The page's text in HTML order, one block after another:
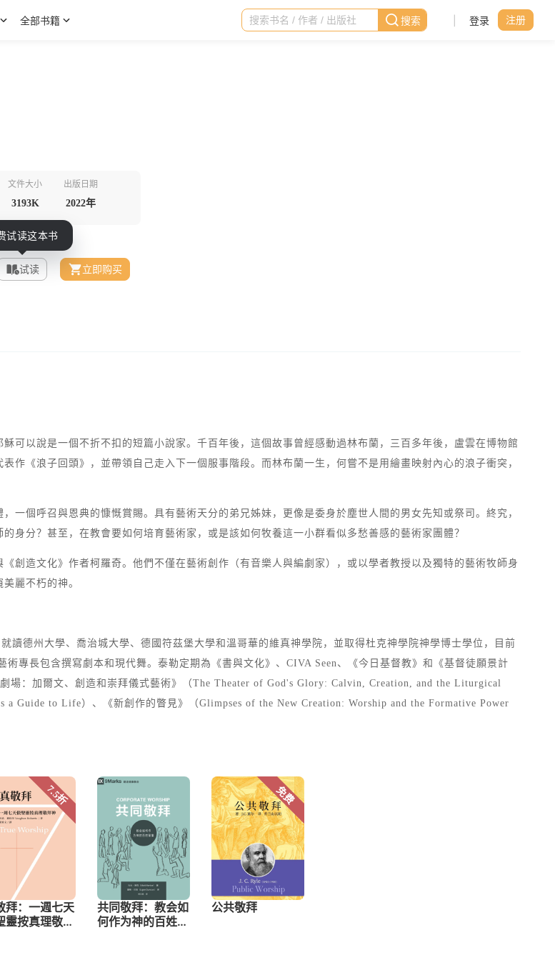
全部书籍 登录 注册
文件大小
3193K
出版日期
2022年
试读 立即购买
可以說是一個不折不扣的短篇小說家。千百年後，這個故事曾經感動過林布蘭，三百多年後，盧雲在博物館
作《浪子回頭》，並帶領自己走入下一個服事階段。而林布蘭一生，何嘗不是用繪畫映射內心的浪子衝突，
一個呼召與恩典的慷慨賞賜。具有藝術天分的弟兄姊妹，更像是委身於塵世人間的男女先知或祭司。終究，
身分？甚至，在教會要如何培育藝術家，或是該如何牧養這一小群看似多愁善感的藝術家團體？
創造文化》作者柯羅奇。他們不僅在藝術創作（有音樂人與編劇家），或以學者教授以及獨特的藝術牧師身
麗不朽的神。
德州大學、喬治城大學、德國符茲堡大學和溫哥華的維真神學院，並取得杜克神學院神學博士學位，目前
專長包含撰寫劇本和現代舞。泰勒定期為《書與文化》、CIVA Seen、《今日基督教》和《基督徒願景計
場：加爾文、創造和崇拜儀式藝術》（The Theater of God's Glory: Calvin, Creation, and the Liturgical
a Guide to Life）、《新創作的瞥見》（Glimpses of the New Creation: Worship and the Formative Power